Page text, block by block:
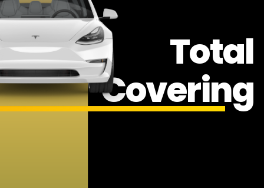
Total
Covering